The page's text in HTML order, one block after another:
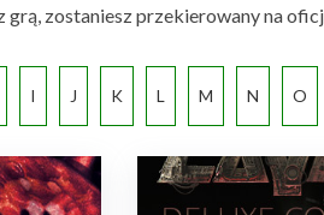
zostaniesz przekierowany na
I J K L M N O